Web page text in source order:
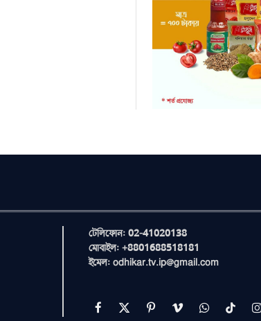
টেলিফোন: 02-41020138
মোবাইল: +8801688518181
ইমেল: odhikar.tv.ip@gmail.com
Facebook
X PinterestVimeoWhatsAppTikTok